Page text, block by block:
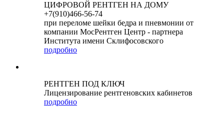
ЦИФРОВОЙ РЕНТГЕН НА ДОМУ
+7(910)466-56-74
при переломе шейки бедра и пневмонии от
компании МосРентген Центр - партнера
Института имени Склифосовского
подробно
РЕНТГЕН ПОД КЛЮЧ
Лицензирование рентгеновских кабинетов
подробно